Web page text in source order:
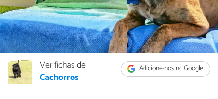
Adicione-nos no Google
Ver fichas de
Cachorros